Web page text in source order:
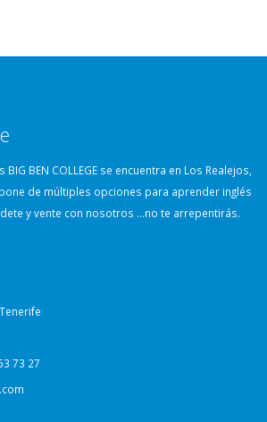
BEN COLLEGE se encuentra en Los Realejos,
de múltiples opciones para aprender inglés
y vente con nosotros …no te arrepentirás.
73 27